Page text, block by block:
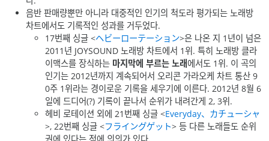
음반 판매량뿐만 아니라 대중적인 인기의 척도라 평가되는 노래방
차트에서도 기록적인 성과를 거두었다.
17번째 싱글 <ヘビーローテーション>은 나온 지 1년이 넘은
2011년 JOYSOUND 노래방 차트에서 1위. 특히 노래방 클라
이맥스를 장식하는 마지막에 부르는 노래에서도 1위. 이 곡의
인기는 2012년까지 계속되어서 오리콘 가라오케 차트 통산 9
0주 1위라는 경이로운 기록을 세우기에 이른다. 2012년 8월 6
일에 드디어(?) 기록이 끝나서 순위가 내려간게 2, 3위.
헤비 로테이션 외에 21번째 싱글 <Everyday、カチューシャ
>, 22번째 싱글 <フライングゲット> 등 다른 노래들도 순위